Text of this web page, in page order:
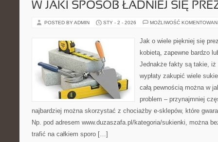
W JAKI SPOSÓB ŁADNIEJ SIĘ
POSTED BY ADMIN STY - 2 - 2026 MOŻLIWOŚĆ
Jak o wiele piękniej się
kobietą, zapewne bardzo
Jednakże fakty są takie, iż
wypłaty zakupić wiele
całą pewnością można w
problem – przynajmniej
najbardziej można skorzystać z chociażby e-sklepów, które
Np. pod adresem www.duzaszafa.pl/kategoria/sukienki, można
trafić na całkiem sporo […]